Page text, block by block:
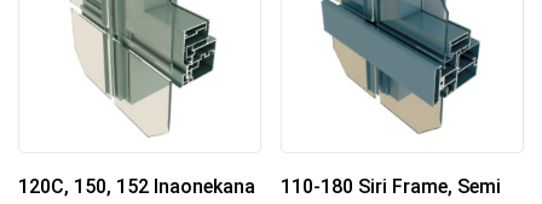
120C, 150, 152 Inaonekana
110-180 Siri Frame, Semi